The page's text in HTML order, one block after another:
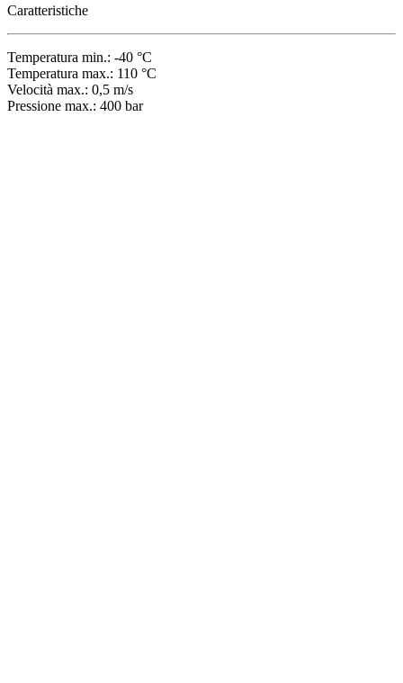
Caratteristiche
Temperatura min.: -40 °C
Temperatura max.: 110 °C
Velocità max.: 0,5 m/s
Pressione max.: 400 bar